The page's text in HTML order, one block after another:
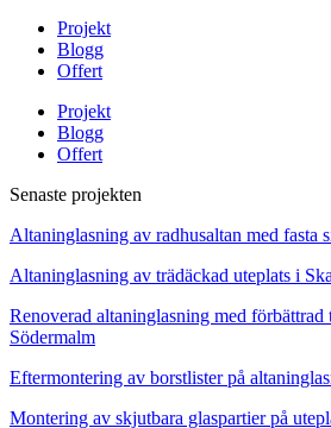
Projekt
Blogg
Offert
Projekt
Blogg
Offert
Senaste projekten
Altaninglasning av radhusaltan med fasta
Altaninglasning av trädäckad uteplats i
Renoverad altaninglasning med förbättrad
Södermalm
Eftermontering av borstlister på
Montering av skjutbara glaspartier på